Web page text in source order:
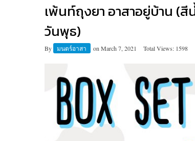
เพ้นท์ถุงยา อาสาอยู่บ้าน (
วันพุธ)
By มนตร์อาสา on March 7, 2021 Total Views: 1598